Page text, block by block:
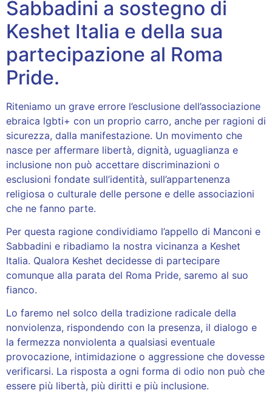
Sabbadini a sostegno di
Keshet Italia e della sua
partecipazione al Roma
Pride.
Riteniamo un grave errore l’esclusione dell’associazione
ebraica lgbti+ con un proprio carro, anche per ragioni di
sicurezza, dalla manifestazione. Un movimento che
nasce per affermare libertà, dignità, uguaglianza e
inclusione non può accettare discriminazioni o
esclusioni fondate sull’identità, sull’appartenenza
religiosa o culturale delle persone e delle associazioni
che ne fanno parte.
Per questa ragione condividiamo l’appello di Manconi e
Sabbadini e ribadiamo la nostra vicinanza a Keshet
Italia. Qualora Keshet decidesse di partecipare
comunque alla parata del Roma Pride, saremo al suo
fianco.
Lo faremo nel solco della tradizione radicale della
nonviolenza, rispondendo con la presenza, il dialogo e
la fermezza nonviolenta a qualsiasi eventuale
provocazione, intimidazione o aggressione che dovesse
verificarsi. La risposta a ogni forma di odio non può che
essere più libertà, più diritti e più inclusione.